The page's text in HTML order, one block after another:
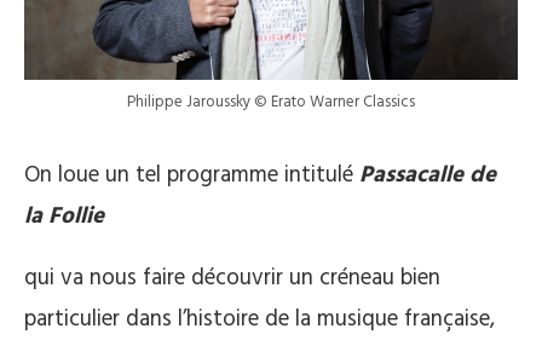
Philippe Jaroussky © Erato Warner Classics
On loue un tel programme intitulé Passacalle de
la Follie
qui va nous faire découvrir un créneau bien
particulier dans l’histoire de la musique française,